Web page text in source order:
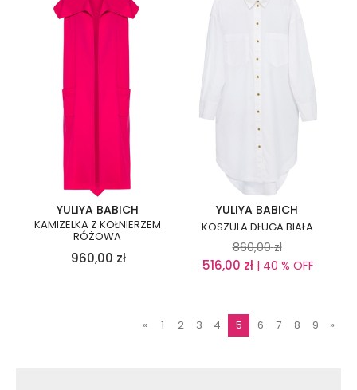
YULIYA BABICH
KAMIZELKA Z KOŁNIERZEM
RÓŻOWA
960,00 zł
YULIYA BABICH
KOSZULA DŁUGA BIAŁA
860,00 zł
516,00 zł | 40 % OFF
« 1 2 3 4 5 6 7 8 9 »